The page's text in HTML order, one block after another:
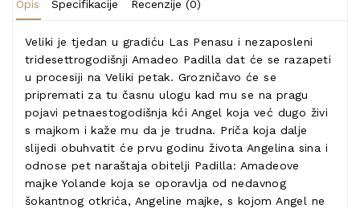
Opis Specifikacije Recenzije (0)
Veliki je tjedan u gradiću Las Penasu i nezaposleni
tridesettrogodišnji Amadeo Padilla dat će se razapeti
u procesiji na Veliki petak. Grozničavo će se
pripremati za tu časnu ulogu kad mu se na pragu
pojavi petnaestogodišnja kći Angel koja već dugo živi
s majkom i kaže mu da je trudna. Priča koja dalje
slijedi obuhvatit će prvu godinu života Angelina sina i
odnose pet naraštaja obitelji Padilla: Amadeove
majke Yolande koja se oporavlja od nedavnog
šokantnog otkrića, Angeline majke, s kojom Angel ne